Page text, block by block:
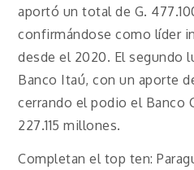
aportó un total de G.
confirmándose como líder
desde el 2020. El segundo
Banco Itaú, con un aporte
cerrando el podio el Banco
227.115 millones.
Completan el top ten: